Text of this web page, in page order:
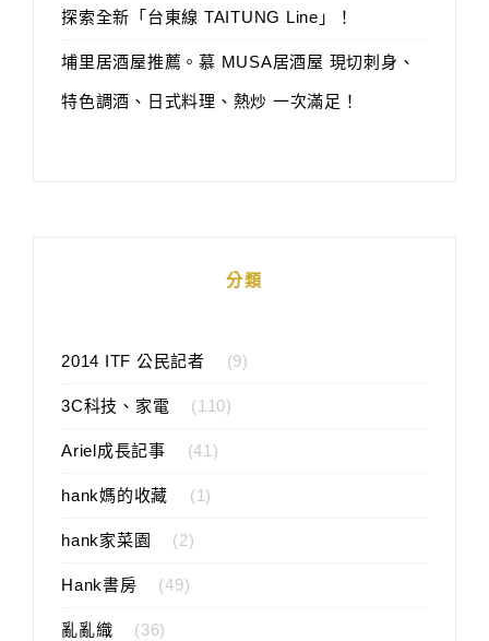
探索全新「台東線 TAITUNG Line」！
埔里居酒屋推薦。慕 MUSA居酒屋 現切刺身、
特色調酒、日式料理、熱炒 一次滿足！
分類
2014 ITF 公民記者 (9)
3C科技、家電 (110)
Ariel成長記事 (41)
hank媽的收藏 (1)
hank家菜園 (2)
Hank書房 (49)
亂亂織 (36)